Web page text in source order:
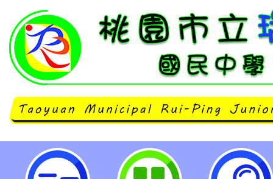
neilrpjhstyc網站設計者：徐嘉